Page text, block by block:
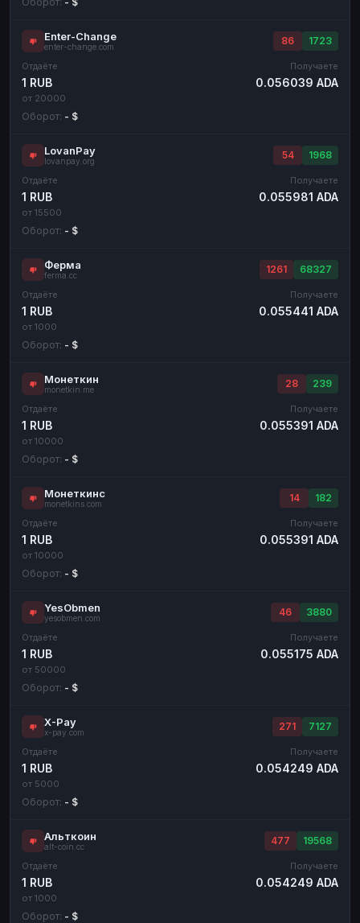
Enter-Change
enter-change.com
86 1723
Отдаёте
1 RUB
от 20000
Получаете
0.056039 ADA
Оборот: - $
LovanPay
lovanpay.org
54 1968
Отдаёте
1 RUB
от 15500
Получаете
0.055981 ADA
Оборот: - $
Ферма
ferma.cc
1261 68327
Отдаёте
1 RUB
от 1000
Получаете
0.055441 ADA
Оборот: - $
Монеткин
monetkin.me
28 239
Отдаёте
1 RUB
от 10000
Получаете
0.055391 ADA
Оборот: - $
Монеткинс
monetkins.com
14 182
Отдаёте
1 RUB
от 10000
Получаете
0.055391 ADA
Оборот: - $
YesObmen
yesobmen.com
46 3880
Отдаёте
1 RUB
от 50000
Получаете
0.055175 ADA
Оборот: - $
X-Pay
x-pay.com
271 7127
Отдаёте
1 RUB
от 5000
Получаете
0.054249 ADA
Оборот: - $
Альткоин
alt-coin.cc
477 19568
Отдаёте
1 RUB
от 1000
Получаете
0.054249 ADA
Оборот: - $